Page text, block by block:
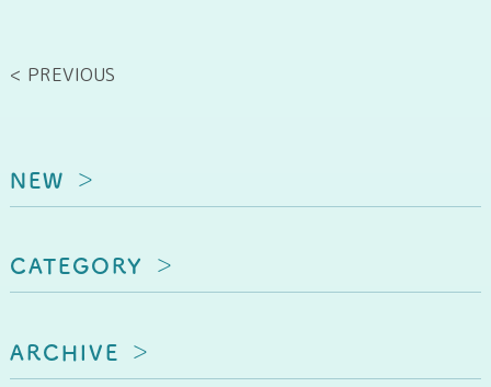
< PREVIOUS
NEW
CATEGORY
ARCHIVE